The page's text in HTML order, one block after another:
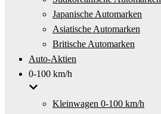
Japanische Automarken
Asiatische Automarken
Britische Automarken
Auto-Aktien
0-100 km/h
Kleinwagen 0-100 km/h